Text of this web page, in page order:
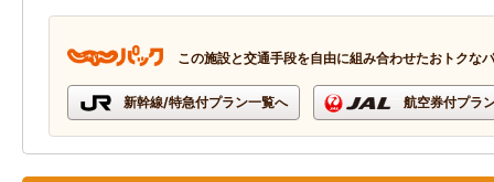
この施設と交通手段を自由に組み合わせたおトクな
新幹線/特急付プラン一覧へ 航空券付プラ